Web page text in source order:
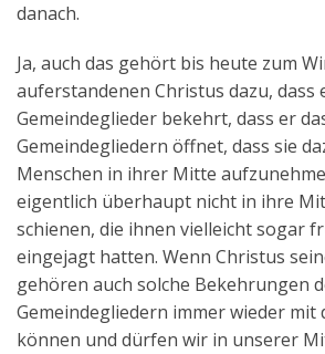
danach.
Ja, auch das gehört bis heute zum
auferstandenen Christus dazu, dass
Gemeindeglieder bekehrt, dass er
Gemeindegliedern öffnet, dass sie
Menschen in ihrer Mitte
eigentlich überhaupt nicht in ihre
schienen, die ihnen vielleicht sogar
eingejagt hatten. Wenn Christus
gehören auch solche Bekehrungen
Gemeindegliedern immer wieder mit
können und dürfen wir in unserer